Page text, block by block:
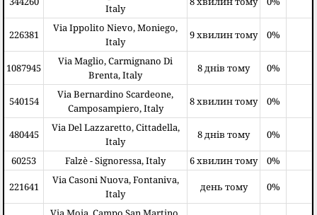
Italy
226381
Via Ippolito Nievo, Moniego,
Italy
9 хвилин тому 0%
1087945
Via Maglio, Carmignano Di
Brenta, Italy
8 днів тому 0%
540154
Via Bernardino Scardeone,
Camposampiero, Italy
8 хвилин тому 0%
480445
Via Del Lazzaretto, Cittadella,
Italy
8 днів тому 0%
60253 Falzè - Signoressa, Italy 6 хвилин тому 0%
221641
Via Casoni Nuova, Fontaniva,
Italy
день тому 0%